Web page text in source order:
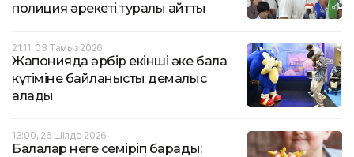
полиция әрекеті туралы айтты
21:11, 03 Тамыз 2026
Жапонияда әрбір екінші әке бала
күтіміне байланысты демалыс
алады
13:00, 26 Шілде 2026
Балалар неге семіріп барады: